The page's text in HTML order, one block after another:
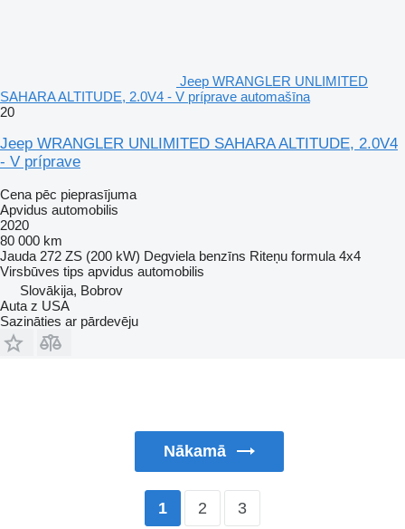
Jeep WRANGLER UNLIMITED
SAHARA ALTITUDE, 2.0V4 - V príprave automašīna
20
Jeep WRANGLER UNLIMITED SAHARA ALTITUDE, 2.0V4
- V príprave
Cena pēc pieprasījuma
Apvidus automobilis
2020
80 000 km
Jauda 272 ZS (200 kW) Degviela benzīns Riteņu formula 4x4
Virsbūves tips apvidus automobilis
Slovākija, Bobrov
Auta z USA
Sazināties ar pārdevēju
Nākamā
1 2 3